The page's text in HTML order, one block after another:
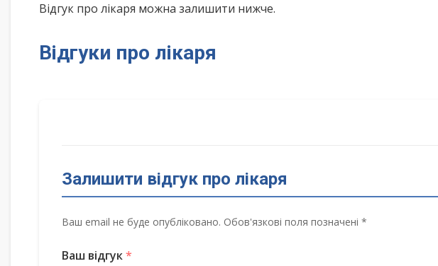
Відгук про лікаря можна залишити нижче.
Відгуки про лікаря
Залишити відгук про лікаря
Ваш email не буде опубліковано. Обов'язкові поля позначені *
Ваш відгук*